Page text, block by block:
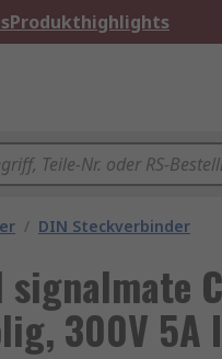
Produkthighlights
/ DIN Steckverbinder
300V 5A